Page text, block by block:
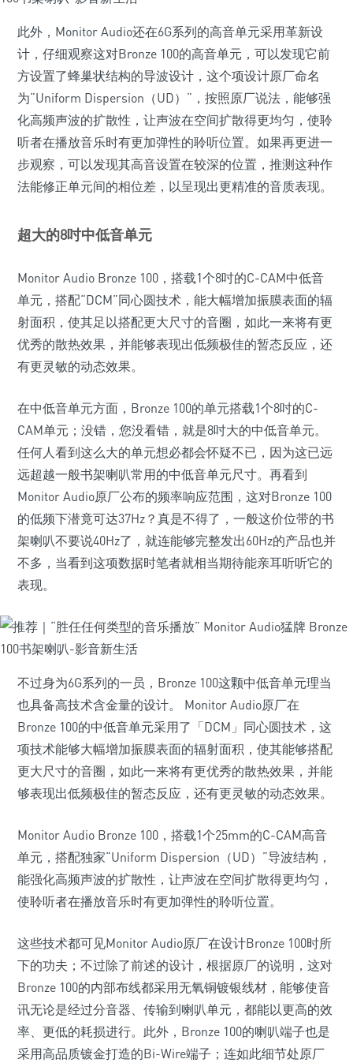
此外，Monitor Audio还在6G系列的高音单元采用革新设
计，仔细观察这对Bronze 100的高音单元，可以发现它前
方设置了蜂巢状结构的导波设计，这个项设计原厂命名
为“Uniform Dispersion（UD）”，按照原厂说法，能够强
化高频声波的扩散性，让声波在空间扩散得更均匀，使聆
听者在播放音乐时有更加弹性的聆听位置。如果再更进一
步观察，可以发现其高音设置在较深的位置，推测这种作
法能修正单元间的相位差，以呈现出更精准的音质表现。
超大的8吋中低音单元
Monitor Audio Bronze 100，搭载1个8吋的C-CAM中低音
单元，搭配“DCM”同心圆技术，能大幅增加振膜表面的辐
射面积，使其足以搭配更大尺寸的音圈，如此一来将有更
优秀的散热效果，并能够表现出低频极佳的暂态反应，还
有更灵敏的动态效果。
在中低音单元方面，Bronze 100的单元搭载1个8吋的C-
CAM单元；没错，您没看错，就是8吋大的中低音单元。
任何人看到这么大的单元想必都会怀疑不已，因为这已远
远超越一般书架喇叭常用的中低音单元尺寸。再看到
Monitor Audio原厂公布的频率响应范围，这对Bronze 100
的低频下潜竟可达37Hz？真是不得了，一般这价位带的书
架喇叭不要说40Hz了，就连能够完整发出60Hz的产品也并
不多，当看到这项数据时笔者就相当期待能亲耳听听它的
表现。
不过身为6G系列的一员，Bronze 100这颗中低音单元理当
也具备高技术含金量的设计。 Monitor Audio原厂在
Bronze 100的中低音单元采用了「DCM」同心圆技术，这
项技术能够大幅增加振膜表面的辐射面积，使其能够搭配
更大尺寸的音圈，如此一来将有更优秀的散热效果，并能
够表现出低频极佳的暂态反应，还有更灵敏的动态效果。
Monitor Audio Bronze 100，搭载1个25mm的C-CAM高音
单元，搭配独家“Uniform Dispersion（UD）”导波结构，
能强化高频声波的扩散性，让声波在空间扩散得更均匀，
使聆听者在播放音乐时有更加弹性的聆听位置。
这些技术都可见Monitor Audio原厂在设计Bronze 100时所
下的功夫；不过除了前述的设计，根据原厂的说明，这对
Bronze 100的内部布线都采用无氧铜镀银线材，能够使音
讯无论是经过分音器、传输到喇叭单元，都能以更高的效
率、更低的耗损进行。此外，Bronze 100的喇叭端子也是
采用高品质镀金打造的Bi-Wire端子；连如此细节处原厂